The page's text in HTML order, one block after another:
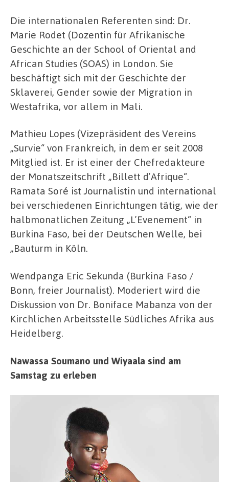
Die internationalen Referenten sind: Dr.
Marie Rodet (Dozentin für Afrikanische
Geschichte an der School of Oriental and
African Studies (SOAS) in London. Sie
beschäftigt sich mit der Geschichte der
Sklaverei, Gender sowie der Migration in
Westafrika, vor allem in Mali.
Mathieu Lopes (Vizepräsident des Vereins
„Survie“ von Frankreich, in dem er seit 2008
Mitglied ist. Er ist einer der Chefredakteure
der Monatszeitschrift „Billett d’Afrique“.
Ramata Soré ist Journalistin und international
bei verschiedenen Einrichtungen tätig, wie der
halbmonatlichen Zeitung „L’Evenement“ in
Burkina Faso, bei der Deutschen Welle, bei
„Bauturm in Köln.
Wendpanga Eric Sekunda (Burkina Faso /
Bonn, freier Journalist). Moderiert wird die
Diskussion von Dr. Boniface Mabanza von der
Kirchlichen Arbeitsstelle Südliches Afrika aus
Heidelberg.
Nawassa Soumano und Wiyaala sind am
Samstag zu erleben